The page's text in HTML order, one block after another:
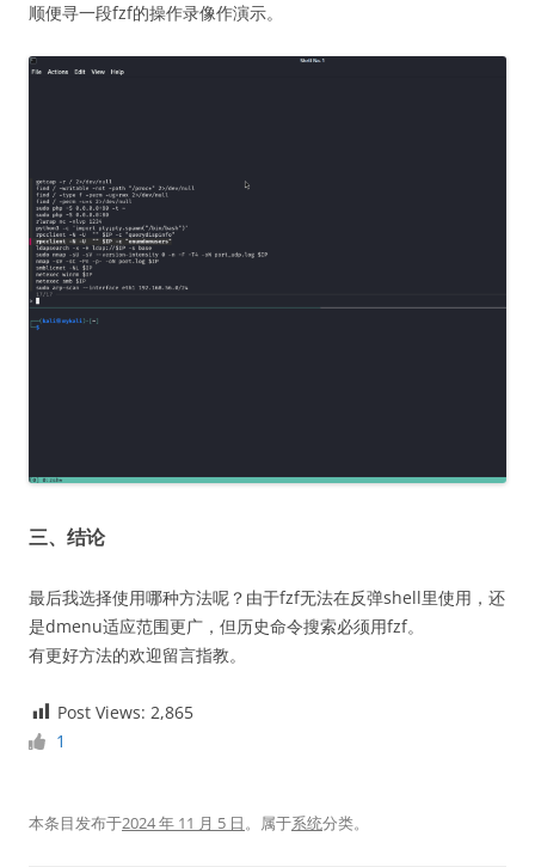
顺便寻一段fzf的操作录像作演示。
三、结论
最后我选择使用哪种方法呢？由于fzf无法在反弹shell里使用，还
是dmenu适应范围更广，但历史命令搜索必须用fzf。
有更好方法的欢迎留言指教。
Post Views: 2,865
1
本条目发布于2024 年 11 月 5 日。属于系统分类。